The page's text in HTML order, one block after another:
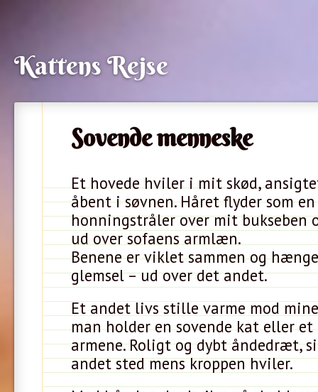
Kattens Rejse
Sovende menneske
Et hovede hviler i mit skød,
åbent i søvnen. Håret flyder som
honningstråler over mit bukseben
ud over sofaens armlæn.
Benene er viklet sammen og
glemsel – ud over det andet.
Et andet livs stille varme mod
man holder en sovende kat eller
armene. Roligt og dybt åndedræt,
andet sted mens kroppen hviler.